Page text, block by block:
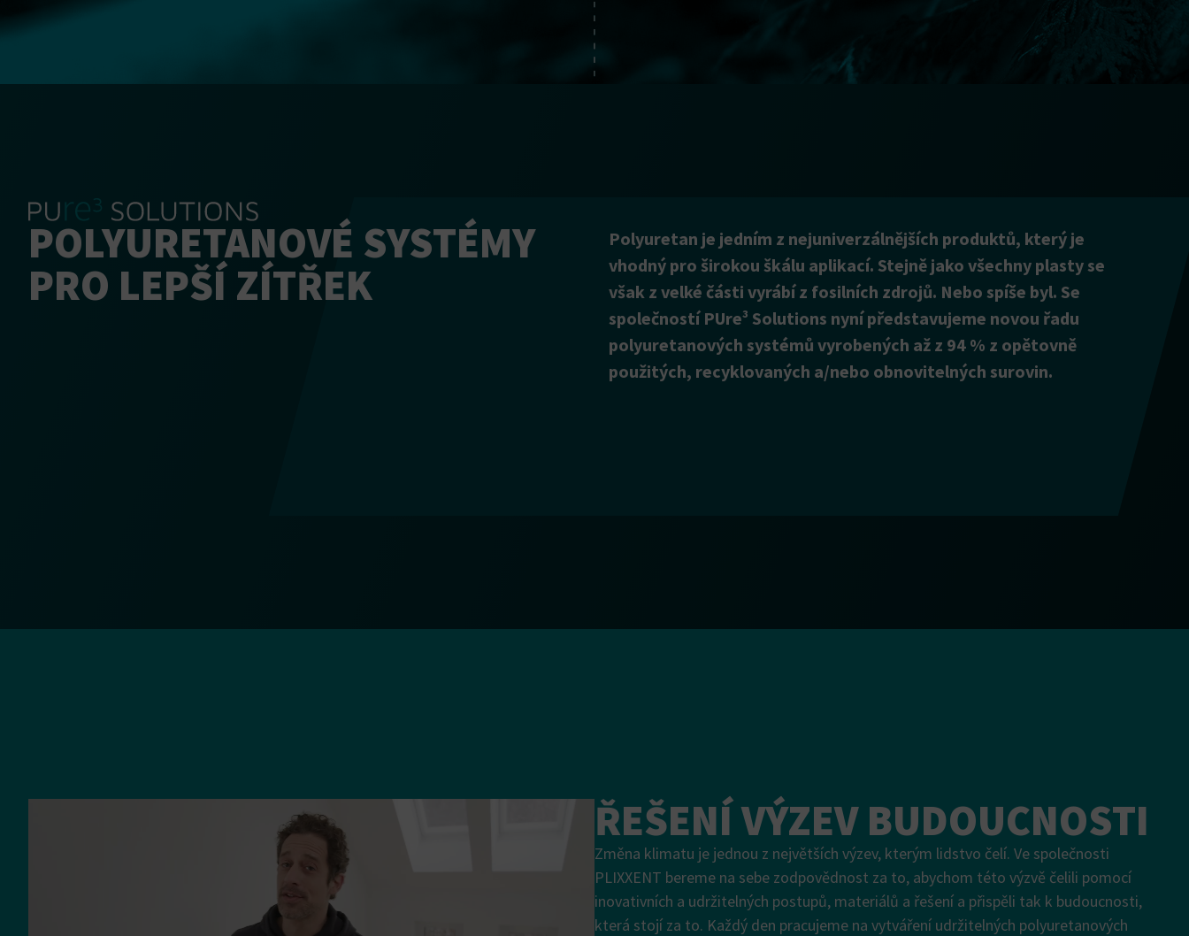
POLYURETANOVÉ SYSTÉMY
PRO LEPŠÍ ZÍTŘEK
Polyuretan je jedním z nejuniverzálnějších produktů, který je
vhodný pro širokou škálu aplikací. Stejně jako všechny plasty se
však z velké části vyrábí z fosilních zdrojů. Nebo spíše byl. Se
společností PUre³ Solutions nyní představujeme novou řadu
polyuretanových systémů vyrobených až z 94 % z opětovně
použitých, recyklovaných a/nebo obnovitelných surovin.
ŘEŠENÍ VÝZEV BUDOUCNOSTI
Změna klimatu je jednou z největších výzev, kterým lidstvo čelí. Ve společnosti
PLIXXENT bereme na sebe zodpovědnost za to, abychom této výzvě čelili pomocí
inovativních a udržitelných postupů, materiálů a řešení a přispěli tak k budoucnosti,
která stojí za to. Každý den pracujeme na vytváření udržitelných polyuretanových